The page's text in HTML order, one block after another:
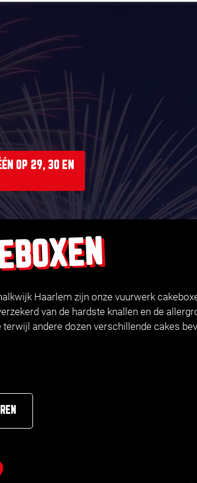
OP 29, 30 EN
Haarlem zijn onze vuurwerk
van de hardste knallen en de
terwijl andere dozen verschillende cakes